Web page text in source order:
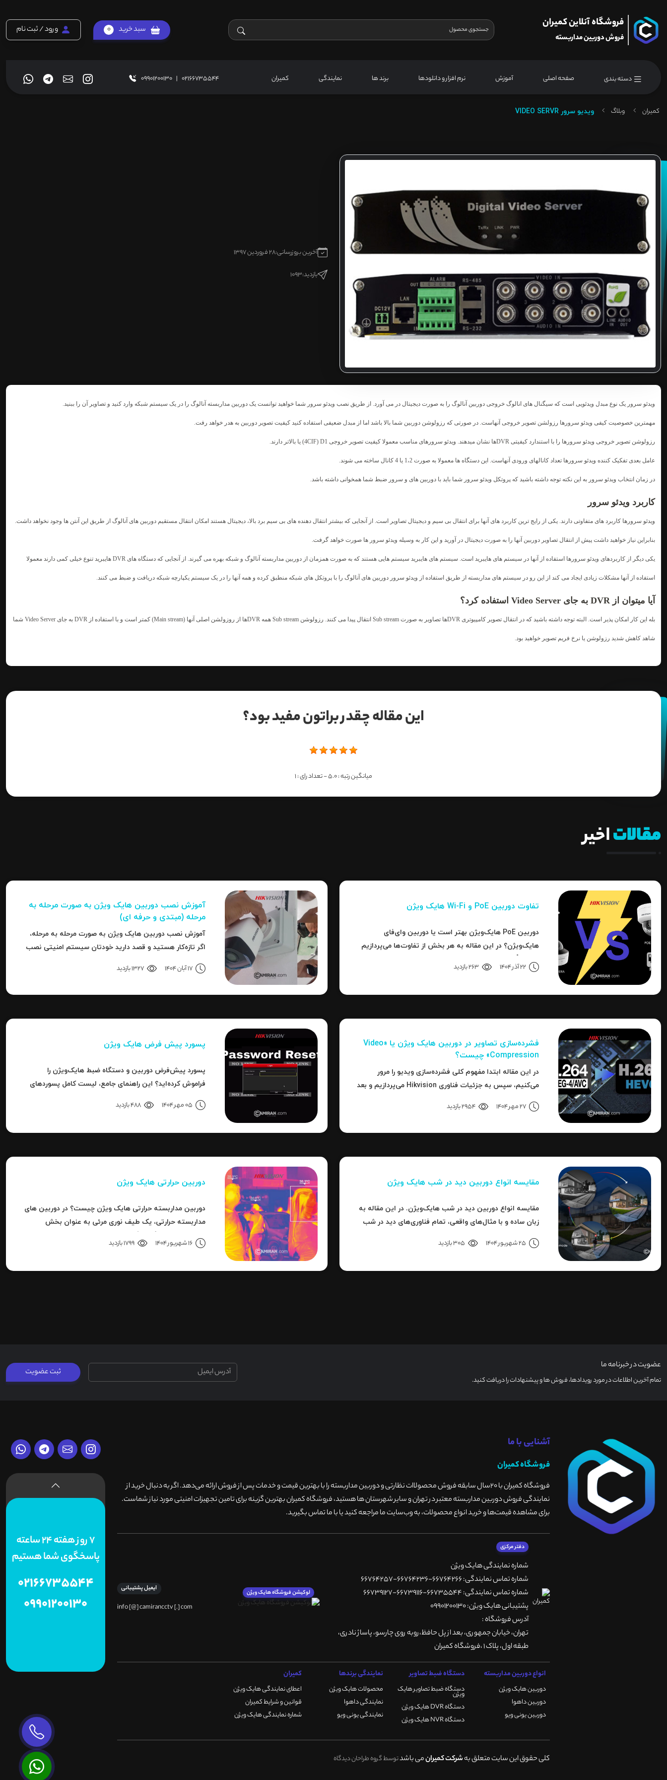
فروشگاه آنلاین کمیران
فروش دوربین مداربسته
سبد خرید 0 ورود / ثبت نام
دسته بندی صفحه اصلی آموزش نرم افزار و دانلودها برند ها نمایندگی کمیران 02166735544
|
09901200130
کمیران وبلاگ ویدیو سرور VIDEO SERVR
آخرین بروزرسانی:28 فروردین 1397
بازدید:1093
ویدئو سرور یک نوع مبدل ویدئویی است که سیگنال های انالوگ خروجی دوربین آنالوگ را به صورت دیجیتال در می آورد. از طریق نصب ویدئو سرور شما خواهید توانست یک دوربین مداربسته آنالوگ را در یک سیستم شبکه وارد کنید و تصاویر آن را ببنید.
مهمترین خصوصیت کیفی ویدئو سرورها رزولشن تصویر خروجی آنهاست. در صورتی که رزولوشن دوربین شما بالا باشد اما از مبدل ضعیفی استفاده کنید کیفیت تصویر دوربین به هدر خواهد رفت.
رزولوشن تصویر خروجی ویدئو سرورها را با استندارد کیفیتی DVRها نشان میدهند. ویدئو سرورهای مناسب معمولا کیفیت تصویر خروجی 4CIF) D1) یا بالاتر دارند.
عامل بعدی تفکیک کننده ویدئو سرورها تعداد کانالهای ورودی آنهاست. این دستگاه ها معمولا به صورت 1،2 یا 4 کانال ساخته می شوند.
در زمان انتخاب ویدئو سرور به این نکته توجه داشته باشید که پروتکل ویدئو سرور شما باید با دوربین های و سرور ضبط شما همخوانی داشته باشد.
کاربرد ویدئو سرور
ویدئو سرورها کاربرد های متفاوتی دارند. یکی از رایج ترین کاربرد های آنها برای انتقال بی سیم و دیجیتال تصاویر است. از آنجایی که بیشتر انتقال دهنده های بی سیم برد بالا، دیجیتال هستند امکان انتقال مستقیم دوربین های آنالوگ از طریق این آنتن ها وجود نخواهد داشت.
بنابراین نیاز خواهید داشت پیش از انتقال تصاویر دوربین آنها را به صورت دیجیتال در آورید و این کار به وسیله ویدئو سرور ها صورت خواهد گرفت.
یکی دیگر از کاربردهای ویدئو سرورها استفاده از آنها در سیستم های هایبرید است. سیستم های هایبرید سیستم هایی هستند که به صورت همزمان از دوربین مداربسته آنالوگ و شبکه بهره می گیرند. از آنجایی که دستگاه های DVR هایبرید تنوع خیلی کمی دارند معمولا
استفاده از آنها مشکلات زیادی ایجاد می کند از این رو در سیستم های مداربسته از طریق استفاده از ویدئو سرور دوربین های آنالوگ را با پروتکل های شبکه منطبق کرده و همه آنها را در یک سیستم یکپارچه شبکه دریافت و ضبط می کنند.
آیا میتوان از DVR به جای Video Server استفاده کرد؟
بله این کار امکان پذیر است. البته توجه داشته باشید که در انتقال تصویر کامپیوتری DVRها تصاویر به صورت Sub stream انتقال پیدا می کنند. رزولوشن Sub stream همه DVRها از روزولشن اصلی آنها (Main stream) کمتر است و با استفاده از DVR به جای Video Server شما
شاهد کاهش شدید رزولوشن یا نرخ فریم تصویر خواهید بود.
این مقاله چقدر براتون مفید بود؟
میانگین رتبه :5.0- تعداد رای :1
مقالاتاخیر
تفاوت دوربین PoE و Wi-Fi هایک‌ ویژن
دوربین PoE هایک‌ویژن بهتر است یا دوربین وای‌فای
هایک‌ویژن؟ در این مقاله به هر بخش از تفاوت‌ها می‌پردازیم
انتخاب است.
22 آذر 1404 263 بازدید
آموزش نصب دوربین هایک‌ ویژن به صورت مرحله‌ به‌
مرحله (مبتدی و حرفه ای)
آموزش نصب دوربین هایک‌ ویژن به صورت مرحله‌ به‌ مرحله،
اگر تازه‌کار هستید و قصد دارید خودتان سیستم امنیتی نصب
دقیق‌تری را بدانید، این مقاله برای شما نوشته شده است.
17 آبان 1404 1327 بازدید
فشرده‌سازی تصاویر در دوربین‌ هایک ویژن یا «Video
Compression» چیست؟
در این مقاله ابتدا مفهوم کلی فشرده‌سازی ویدیو را مرور
می‌کنیم، سپس به جزئیات فناوری Hikvision می‌پردازیم و بعد
می‌رسیم.
27 مهر 1404 2954 بازدید
پسورد پیش فرض هایک ویژن
پسورد پیش‌فرض دوربین و دستگاه ضبط هایک‌ویژن را
فراموش کرده‌اید؟ این راهنمای جامع، لیست کامل پسوردهای
"Invalid Password" را آموزش می‌دهد.
05 مهر 1404 488 بازدید
مقایسه انواع دوربین دید در شب هایک‌ ویژن
مقایسه انواع دوربین دید در شب هایک‌ویژن. در این مقاله به
زبان ساده و با مثال‌های واقعی، تمام فناوری‌های دید در شب
25 شهریور 1404 305 بازدید
دوربین حرارتی هایک ویژن
دوربین مداربسته حرارتی هایک ویژن چیست؟ در دوربین های
مداربسته حرارتی، یک طیف نوری مرئی به عنوان بخش
دوربین هاست.
16 شهریور 1404 1799 بازدید
عضویت در خبرنامه ما
تمام آخرین اطلاعات در مورد رویدادها، فروش ها و پیشنهادات را دریافت کنید.
ثبت عضویت
آشنایی با ما
فروشگاه کمیران
فروشگاه کمیران با ۲۰سال سابقه فروش محصولاات نظارتی و دوربین مداربسته را با بهترین قیمت و خدمات پس از فروش ارائه می‌دهد. اگر به دنبال خرید از
نمایندگی فروش دوربین مداربسته معتبر در تهران و سایر شهرستان ها هستید، فروشگاه کمیران بهترین گزینه برای تامین تجهیزات امنیتی مورد نیاز شماست.
برای مشاهده قیمت‌ها و خرید انواع محصولات، به وب‌سایت ما مراجعه کنید یا با ما تماس بگیرید.
دفتر مرکزی
شماره نمایندگی هایک ویژن
شماره تماس نمایندگی: 66764266-66764236-66764257
شماره تماس نمایندگی: 66735544-66739116-66739127
پشتیبانی هایک ویژن: 09901200130
آدرس فروشگاه :
تهران، خيابان جمهوری، بعد از پل حافظ،روبه روی چارسو، پاساژ نادری،
طبقه اول، پلاک 1 ،فروشگاه کمیران
لوکیشن فروشگاه هایک ویژن ایمیل پشتیبانی
info [@] camirancctv [.] com
انواع دوربین مداربسته
دوربین هایک ویژن
دوربین داهوا
دوربین یونی ویو
دستگاه ضبط تصاویر
دستگاه ضبط تصاویر هایک
ویژن
دستگاه DVR هایک ویژن
دستگاه NVR هایک ویژن
نمایندگی برندها
محصولات هایک ویژن
نمایندگی داهوا
نمایندگی یونی ویو
کمیران
اعطای نمایندگی هایک ویژن
قوانین و شرایط کمیران
شماره نمایندگی هایک ویژن
کلی حقوق این سایت متعلق بهشرکت کمیرانمی باشدتوسط گروه طراحان دیدگاه
7 روز هفته 24 ساعته
پاسخگوی شما هستیم
02166735544
09901200130